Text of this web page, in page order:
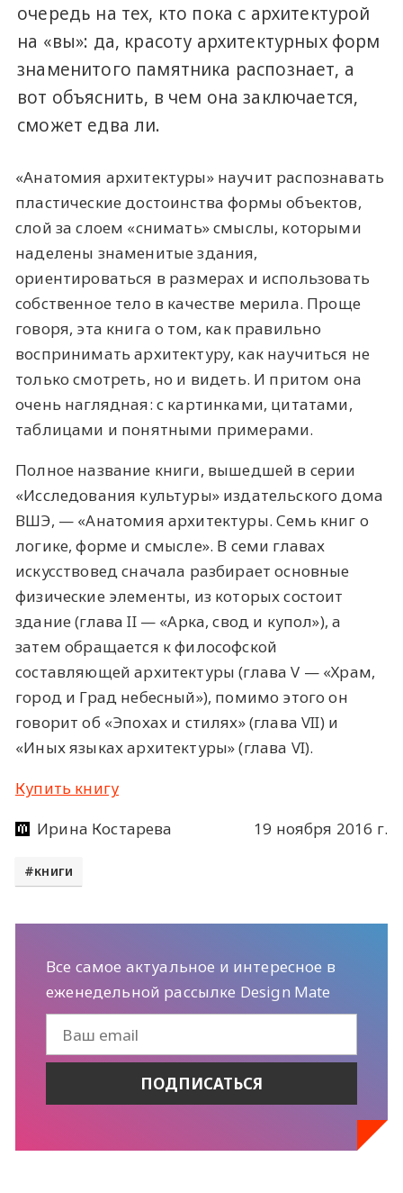
очередь на тех, кто пока с архитектурой
на «вы»: да, красоту архитектурных форм
знаменитого памятника распознает, а
вот объяснить, в чем она заключается,
сможет едва ли.
«Анатомия архитектуры» научит распознавать
пластические достоинства формы объектов,
слой за слоем «снимать» смыслы, которыми
наделены знаменитые здания,
ориентироваться в размерах и использовать
собственное тело в качестве мерила. Проще
говоря, эта книга о том, как правильно
воспринимать архитектуру, как научиться не
только смотреть, но и видеть. И притом она
очень наглядная: с картинками, цитатами,
таблицами и понятными примерами.
Полное название книги, вышедшей в серии
«Исследования культуры» издательского дома
ВШЭ, — «Анатомия архитектуры. Семь книг о
логике, форме и смысле». В семи главах
искусствовед сначала разбирает основные
физические элементы, из которых состоит
здание (глава II — «Арка, свод и купол»), а
затем обращается к философской
составляющей архитектуры (глава V — «Храм,
город и Град небесный»), помимо этого он
говорит об «Эпохах и стилях» (глава VII) и
«Иных языках архитектуры» (глава VI).
Купить книгу
Ирина Костарева
19 ноября 2016 г.
книги
Все самое актуальное и интересное в
еженедельной рассылке Design Mate